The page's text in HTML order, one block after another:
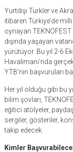
Yurtdışı Türkler ve
itibaren Türkiye’de
oynayan TEKNOFEST
dışında yaşayan
yürütüyor. Bu yıl 2-6
Havalimanı’nda
YTB’nin başvuruları
Her yıl olduğu gibi bu
bilim şovları,
eğitici atölyeler,
sergiler, gösteriler,
takip edecek.
Kimler